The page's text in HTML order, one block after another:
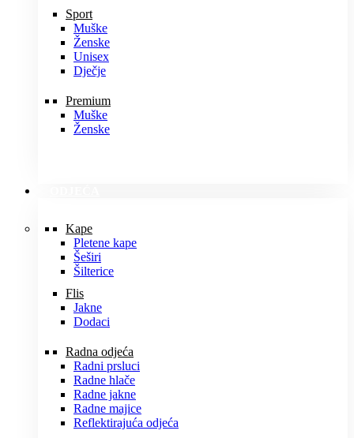
Sport
Muške
Ženske
Unisex
Dječje
Premium
Muške
Ženske
Kape
Pletene kape
Šeširi
Šilterice
Flis
Jakne
Dodaci
Radna odjeća
Radni prsluci
Radne hlače
Radne jakne
Radne majice
Reflektirajuća odjeća